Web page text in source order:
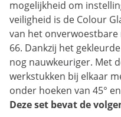
mogelijkheid om
veiligheid is de Colour
van het onverwoestbare
66. Dankzij het
nog nauwkeuriger. Met
werkstukken bij elkaar
onder hoeken van 45°
Deze set bevat de